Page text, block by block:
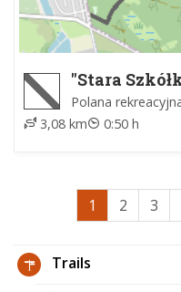
"Stara
Polana
3,08 km
0:50 h
1 2 3
Trails